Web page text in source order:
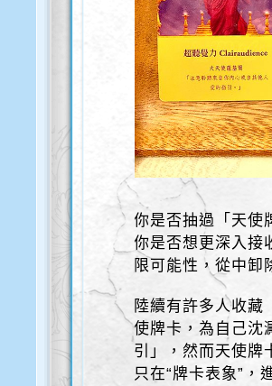
你是否抽過「天使
你是否想更深入接
限可能性，從中卸
陸續有許多人收藏
使牌卡，為自己沈
引」，然而天使牌
只在“牌卡表象”，